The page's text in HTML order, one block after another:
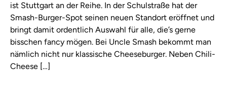
ist Stuttgart an der Reihe. In der Schulstraße hat der
Smash-Burger-Spot seinen neuen Standort eröffnet und
bringt damit ordentlich Auswahl für alle, die’s gerne
bisschen fancy mögen. Bei Uncle Smash bekommt man
nämlich nicht nur klassische Cheeseburger. Neben Chili-
Cheese […]